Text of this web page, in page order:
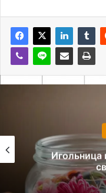
Игольница